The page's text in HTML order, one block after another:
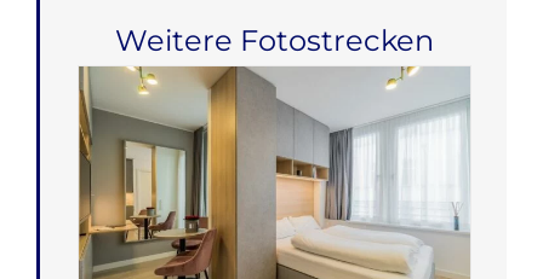
Weitere Fotostrecken